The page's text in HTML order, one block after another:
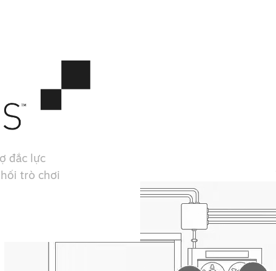
đắc lực
trò chơi